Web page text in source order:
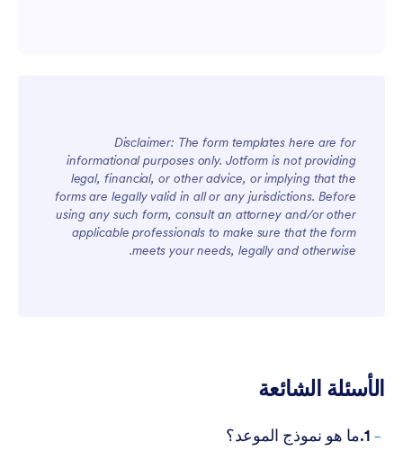
Disclaimer: The form templates here are for
informational purposes only. Jotform is not providing
legal, financial, or other advice, or implying that the
forms are legally valid in all or any jurisdictions. Before
using any such form, consult an attorney and/or other
applicable professionals to make sure that the form
meets your needs, legally and otherwise.
الأسئلة الشائعة
- 1.ما هو نموذج الموعد؟